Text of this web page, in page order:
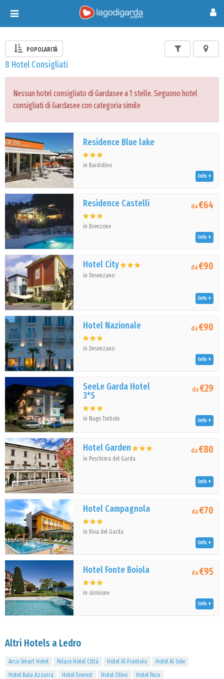
Toggle
navigation
POPOLARITÀ
8 Hotel Consigliati
Nessun hotel consigliato di Gardasee a 1 stelle. Seguono hotel
consigliati di Gardasee con categoria simile
Residence Blue lake
in Bardolino
Info
Residence Castelli
in Brenzone
da€64
Info
Hotel City
in Desenzano
da€90
Info
Hotel Nazionale
in Desenzano
da€90
Info
SeeLe Garda Hotel
3*S
in Nago Torbole
da€29
Info
Hotel Garden
in Peschiera del Garda
da€80
Info
Hotel Campagnola
in Riva del Garda
da€70
Info
Hotel Fonte Boiola
in sirmione
da€95
Info
Altri Hotels a Ledro
Arco Smart Hotel Palace Hotel Città Hotel Al Frantoio
Hotel Al Sole
Hotel Baia Azzurra
Hotel Everest Hotel Olivo
Hotel Pace